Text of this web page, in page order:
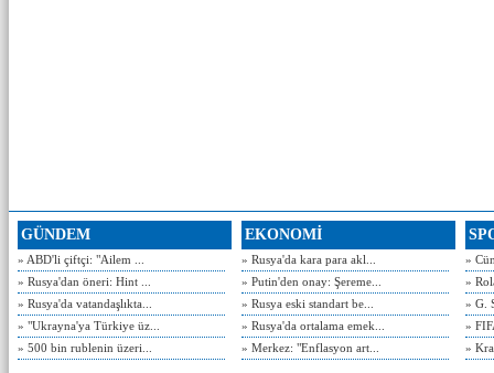
GÜNDEM
» ABD'li çiftçi: "Ailem ...
» Rusya'dan öneri: Hint ...
» Rusya'da vatandaşlıkta...
» "Ukrayna'ya Türkiye üz...
» 500 bin rublenin üzeri...
EKONOMİ
» Rusya'da kara para akl...
» Putin'den onay: Şereme...
» Rusya eski standart be...
» Rusya'da ortalama emek...
» Merkez: "Enflasyon art...
»
»
» G.
»
»